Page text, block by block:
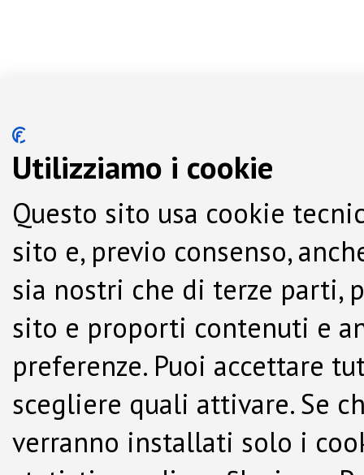
Utilizziamo i cookie
Questo sito usa cookie
sito e, previo consenso,
sia nostri che di terze parti,
sito e proporti contenuti e
preferenze. Puoi accettare
scegliere quali attivare. Se
verranno installati solo i